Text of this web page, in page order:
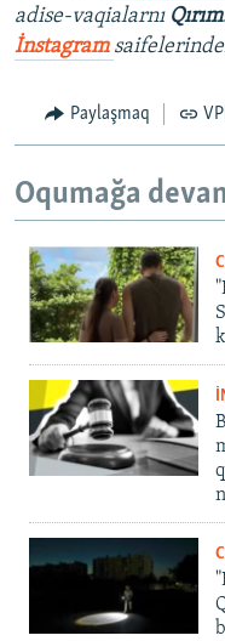
adise-vaqialarnı
İnstagram
Paylaşmaq
Oqumağa